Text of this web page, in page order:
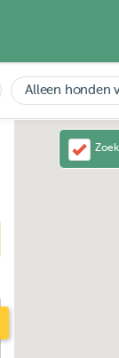
Alleen honden